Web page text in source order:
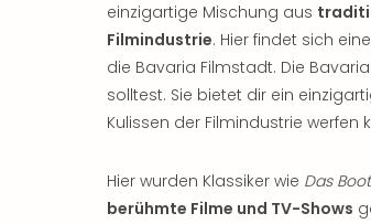
einzigartige Mischung aus
Filmindustrie. Hier findet sich
die Bavaria Filmstadt. Die
solltest. Sie bietet dir ein
Kulissen der Filmindustrie werfen
Hier wurden Klassiker wie Das Boot
berühmte Filme und TV-Shows